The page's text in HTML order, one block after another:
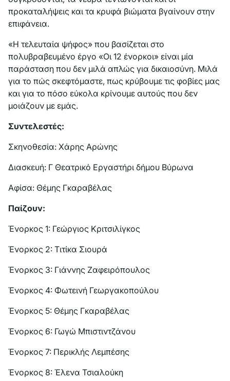
προκαταλήψεις και τα κρυφά βιώματα βγαίνουν στην
επιφάνεια.
«Η τελευταία ψήφος» που βασίζεται στο
πολυβραβευμένο έργο «Οι 12 ένορκοι» είναι μία
παράσταση που δεν μιλά απλώς για δικαιοσύνη. Μιλά
για το πώς σκεφτόμαστε, πως κρύβουμε τις φοβίες μας
και για το πόσο εύκολα κρίνουμε αυτούς που δεν
μοιάζουν με εμάς.
Συντελεστές:
Σκηνοθεσία: Χάρης Αρώνης
Διασκευή: Γ Θεατρικό Εργαστήρι δήμου Βύρωνα
Αφίσα: Θέμης Γκαραβέλας
Παίζουν:
Ένορκος 1: Γεώργιος Κριτσιλίγκος
Ένορκος 2: Τιτίκα Σιουρά
Ένορκος 3: Γιάννης Ζαφειρόπουλος
Ένορκος 4: Φωτεινή Γεωργακοπούλου
Ένορκος 5: Θέμης Γκαραβέλας
Ένορκος 6: Γωγώ Μπιστιντζάνου
Ένορκος 7: Περικλής Λεμπέσης
Ένορκος 8: Έλενα Τσιαλούκη